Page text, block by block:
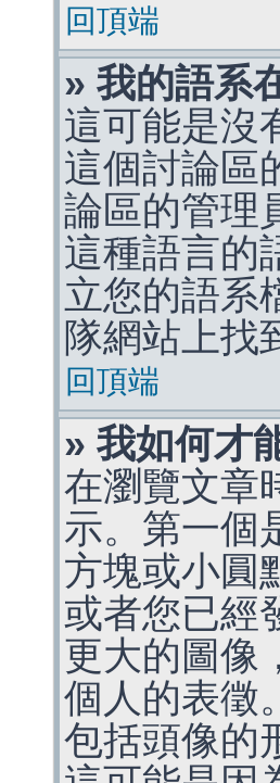
回頂端
» 我的語系
這可能是沒
這個討論區
論區的管理
這種語言的
立您的語系
隊網站上找
回頂端
» 我如何才
在瀏覽文章
示。第一個
方塊或小圓
或者您已經
更大的圖像
個人的表徵
包括頭像的